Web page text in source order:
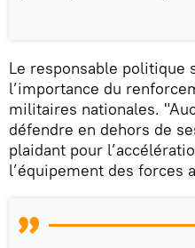
Le responsable politique
l’importance du
militaires nationales.
défendre en dehors de
plaidant pour
l’équipement des forces